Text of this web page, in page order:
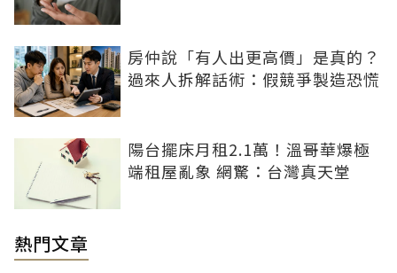
房仲說「有人出更高價」是真的？
過來人拆解話術：假競爭製造恐慌
陽台擺床月租2.1萬！溫哥華爆極
端租屋亂象 網驚：台灣真天堂
熱門文章